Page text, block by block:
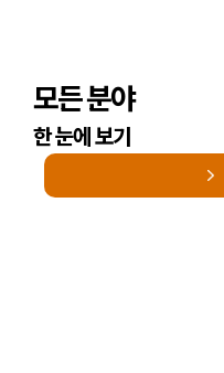
모든 분야
한 눈에 보기